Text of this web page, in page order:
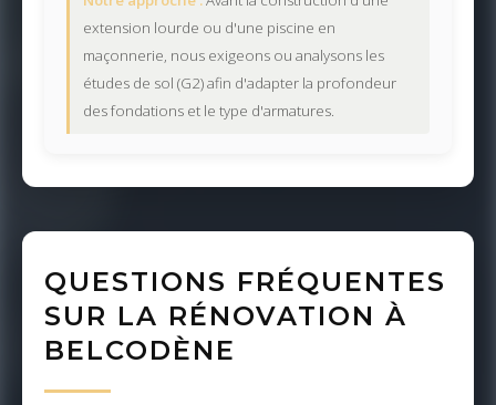
extension lourde ou d'une piscine en
maçonnerie, nous exigeons ou analysons les
études de sol (G2) afin d'adapter la profondeur
des fondations et le type d'armatures.
QUESTIONS FRÉQUENTES
SUR LA RÉNOVATION À
BELCODÈNE